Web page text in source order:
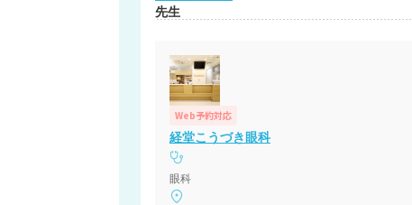
先生
Web予約対応
経堂こうづき眼科
眼科